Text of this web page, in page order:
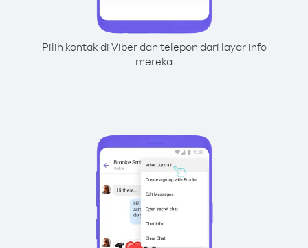
Pilih kontak di Viber dan telepon dari layar info
mereka